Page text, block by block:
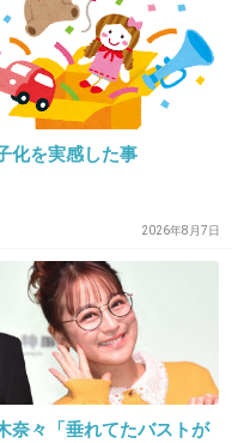
ーな時点でアウト
化を実感した事
2026年8月7日
奈々「垂れてたバストが